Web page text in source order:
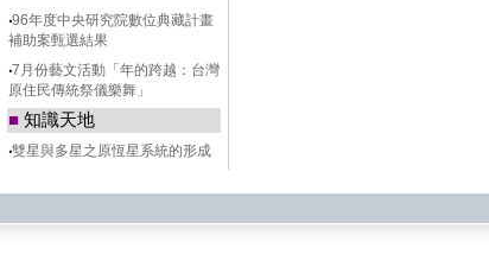
‧96年度中央研究院數位典藏計畫
補助案甄選結果
‧7月份藝文活動「年的跨越：台灣
原住民傳統祭儀樂舞」
■ 知識天地
‧雙星與多星之原恆星系統的形成